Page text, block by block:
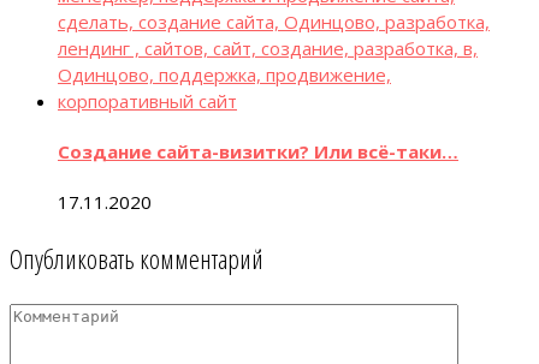
Создание сайта-визитки? Или всё-таки…
17.11.2020
Опубликовать комментарий